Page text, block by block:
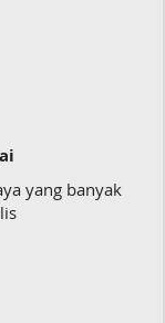
yang banyak